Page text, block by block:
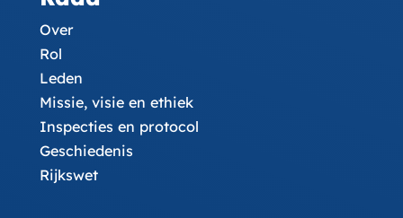
Over
Rol
Leden
Missie, visie en ethiek
Inspecties en protocol
Geschiedenis
Rijkswet